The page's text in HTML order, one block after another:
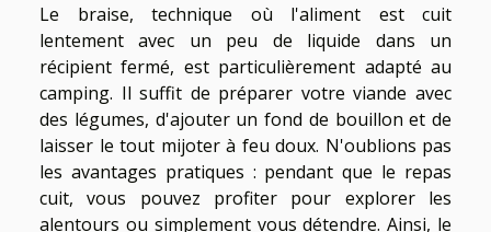
Le braise, technique où l'aliment est cuit
lentement avec un peu de liquide dans un
récipient fermé, est particulièrement adapté au
camping. Il suffit de préparer votre viande avec
des légumes, d'ajouter un fond de bouillon et de
laisser le tout mijoter à feu doux. N'oublions pas
les avantages pratiques : pendant que le repas
cuit, vous pouvez profiter pour explorer les
alentours ou simplement vous détendre. Ainsi, le